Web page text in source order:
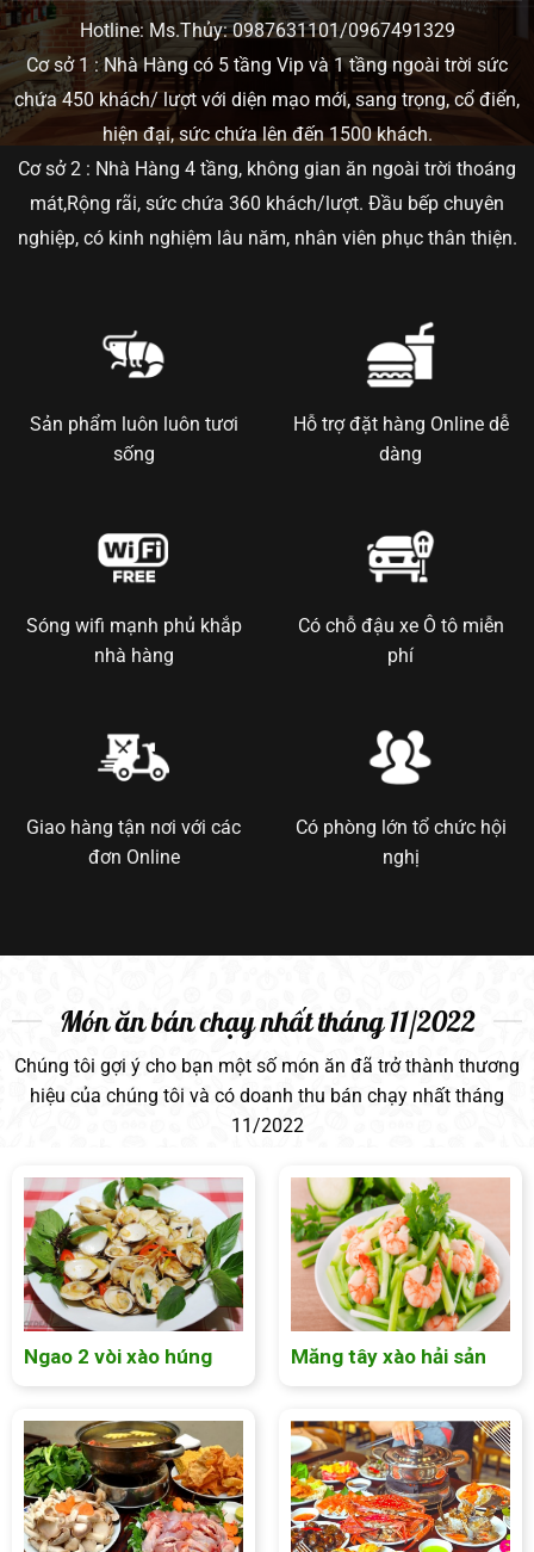
Hotline: Ms.Thủy: 0987631101/0967491329
Cơ sở 1 : Nhà Hàng có 5 tầng Vip và 1 tầng ngoài trời sức
chứa 450 khách/ lượt với diện mạo mới, sang trọng, cổ điển,
hiện đại, sức chứa lên đến 1500 khách.
Cơ sở 2 : Nhà Hàng 4 tầng, không gian ăn ngoài trời thoáng
mát,Rộng rãi, sức chứa 360 khách/lượt. Đầu bếp chuyên
nghiệp, có kinh nghiệm lâu năm, nhân viên phục thân thiện.
Sản phẩm luôn luôn tươi
sống
Hỗ trợ đặt hàng Online dễ
dàng
Sóng wifi mạnh phủ khắp
nhà hàng
Có chỗ đậu xe Ô tô miễn
phí
Giao hàng tận nơi với các
đơn Online
Có phòng lớn tổ chức hội
nghị
Món ăn bán chạy nhất tháng 11/2022
Chúng tôi gợi ý cho bạn một số món ăn đã trở thành thương
hiệu của chúng tôi và có doanh thu bán chạy nhất tháng
11/2022
Ngao 2 vòi xào húng Măng tây xào hải sản